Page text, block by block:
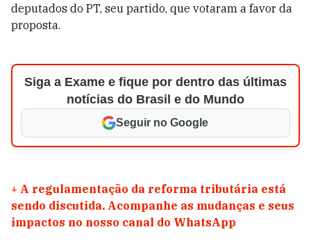
deputados do PT, seu partido, que votaram a favor da
proposta.
Siga a Exame e fique por dentro das últimas
notícias do Brasil e do Mundo
Seguir no Google
+ A regulamentação da reforma tributária está
sendo discutida. Acompanhe as mudanças e seus
impactos no nosso canal do WhatsApp